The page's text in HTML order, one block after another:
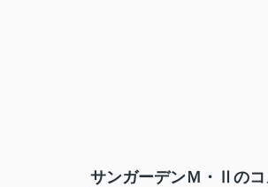
サンガーデンＭ・Ⅱの